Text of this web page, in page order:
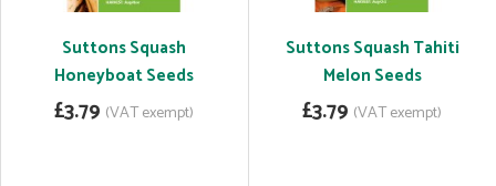
Suttons Squash
Honeyboat Seeds
£3.79 (VAT exempt)
Suttons Squash Tahiti
Melon Seeds
£3.79 (VAT exempt)